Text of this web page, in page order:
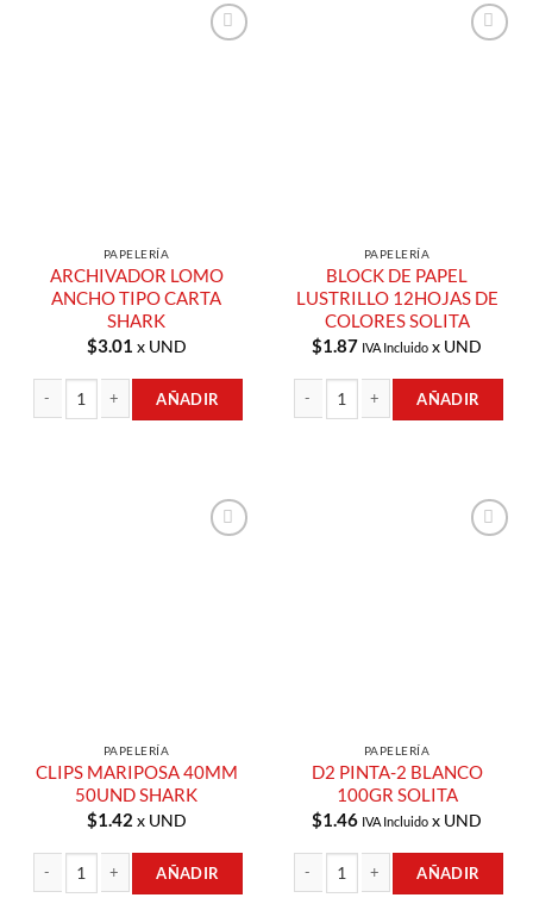
PAPELERÍA
ARCHIVADOR LOMO
ANCHO TIPO CARTA
SHARK
$3.01 x UND
AÑADIR
PAPELERÍA
BLOCK DE PAPEL
LUSTRILLO 12HOJAS DE
COLORES SOLITA
$1.87 IVA Incluido x UND
AÑADIR
PAPELERÍA
CLIPS MARIPOSA 40MM
50UND SHARK
$1.42 x UND
AÑADIR
PAPELERÍA
D2 PINTA-2 BLANCO
100GR SOLITA
$1.46 IVA Incluido x UND
AÑADIR